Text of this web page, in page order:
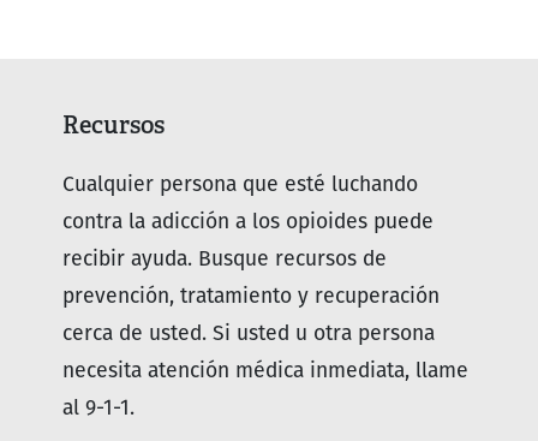
Recursos
Cualquier persona que esté luchando
contra la adicción a los opioides puede
recibir ayuda. Busque recursos de
prevención, tratamiento y recuperación
cerca de usted. Si usted u otra persona
necesita atención médica inmediata, llame
al 9-1-1.